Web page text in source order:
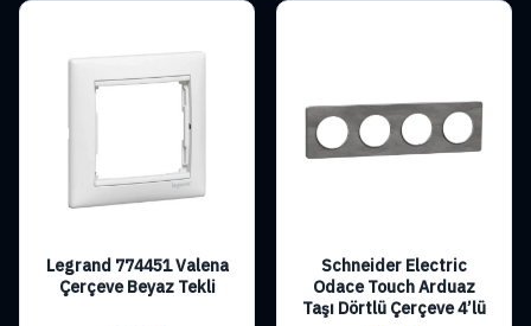
Legrand 774451 Valena
Çerçeve Beyaz Tekli
Schneider Electric
Odace Touch Arduaz
Taşı Dörtlü Çerçeve 4’lü